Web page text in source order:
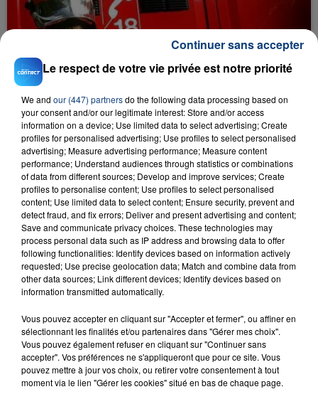
23 juillet 2026
INCENDIE MORTEL À LENS : UNE FEMME ET
SON BÉBÉ ENTRE LA VIE ET LA...
Un homme s'est immolé par le feu après avoir
aspergé sa compagne et leur bébé de trois mois
d'un liquide inflammable.
20 juillet 2026
UNE ADOLESCENTE DEVANT SE FAIRE
OPÉRER DE LA CHEVILLE RESSORT DE LA...
La famille a porté plainte contre la clinique qui a
reconnu sa responsabilité et présenté ses
excuses.
TITRES DIFFUSÉS
Le respect de votre vie privée est notre priorité
We and our (447) partnersdo the following data processing based on
your consent and/or our legitimate interest: Store and/or access
information on a device; Use limited data to select advertising; Create
profiles for personalised advertising; Use profiles to select personalised
advertising; Measure advertising performance; Measure content
performance; Understand audiences through statistics or combinations
of data from different sources; Develop and improve services; Create
profiles to personalise content; Use profiles to select personalised
content; Use limited data to select content; Ensure security, prevent and
detect fraud, and fix errors; Deliver and present advertising and content;
Save and communicate privacy choices. These technologies may
process personal data such as IP address and browsing data to offer
following functionalities: Identify devices based on information actively
requested; Use precise geolocation data; Match and combine data from
other data sources; Link different devices; Identify devices based on
information transmitted automatically.
Vous pouvez accepter en cliquant sur "Accepter et fermer", ou affiner en
sélectionnant les finalités et/ou partenaires dans "Gérer mes choix".
Vous pouvez également refuser en cliquant sur "Continuer sans
accepter". Vos préférences ne s'appliqueront que pour ce site. Vous
pouvez mettre à jour vos choix, ou retirer votre consentement à tout
moment via le lien "Gérer les cookies" situé en bas de chaque page.
Continuer sans accepter